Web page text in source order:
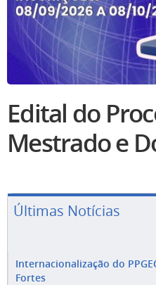
Edital do
Mestrado e
Últimas Notícias
Internacionalização do
Fortes